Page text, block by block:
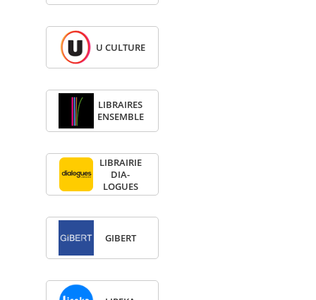
U CULTURE
LIBRAIRES
ENSEMBLE
LIBRAI­RIE
DIA­
LOGUES
GIBERT